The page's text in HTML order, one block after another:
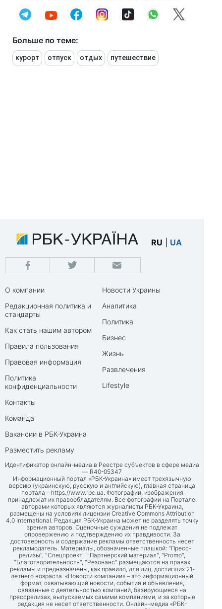
Больше по теме:
курорт отпуск отдых путешествие
RU UA
О компании
Редакционная политика и
стандарты
Как стать нашим автором
Правила пользования
Правовая информация
Политика
конфиденциальности
Контакты
Команда
Вакансии в РБК-Украина
Разместить рекламу
Новости Украины
Аналитика
Политика
Бизнес
Жизнь
Развлечения
Lifestyle
Идентификатор онлайн-медиа в Реестре субъектов в сфере медиа
— R40-05347
Информационный портал «РБК-Украина» имеет трехязычную
версию (украинскую, русскую и английскую), главная страница
портала – https://www.rbc.ua . Фотографии, изображения
принадлежат их правообладателям. Все фотографии на Портале,
авторами которых являются журналисты РБК-Украина,
размещены на условиях лицензии Creative Commons Attribution
4.0 International. Редакция РБК-Украина может не разделять точку
зрения авторов. Оценочные суждения не подлежат
опровержению и подтверждению их правдивости. За
достоверность и содержание рекламы ответственность несет
рекламодатель. Материалы, обозначенные плашкой: "Пресс-
релизы", "Спецпроект", "Партнерский материал", "Promo",
"Благотворительность", "Резонанс" размещаются на правах
рекламы и предназначены, как правило, для лиц, достигших 21-
летнего возраста. «Новости компании» – это информационный
формат, охватывающий новости, события и объявления,
связанные с деятельностью компаний, базирующиеся на
прессрелизах, выпускаемых самими компаниями, и за которые
редакция не несет ответственности. Онлайн-медиа «РБК-